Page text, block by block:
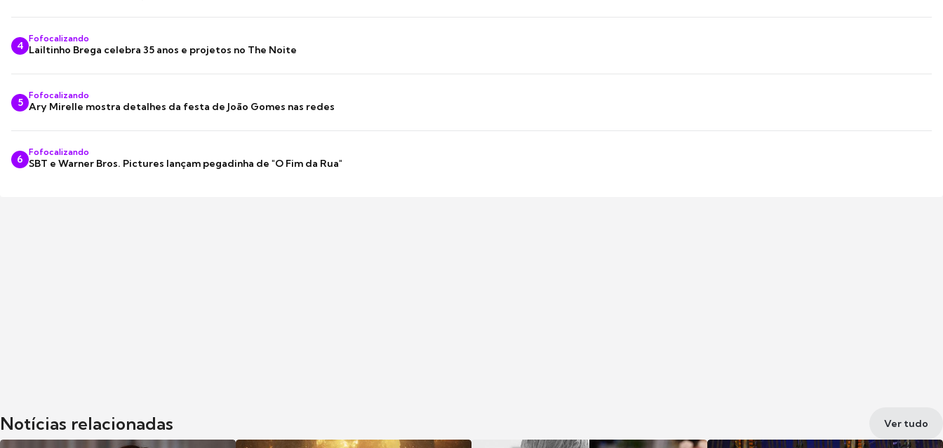
4
Fofocalizando
Lailtinho Brega celebra 35 anos e projetos no The Noite
5
Fofocalizando
Ary Mirelle mostra detalhes da festa de João Gomes nas redes
6
Fofocalizando
SBT e Warner Bros. Pictures lançam pegadinha de "O Fim da Rua"
Notícias relacionadas Ver tudo